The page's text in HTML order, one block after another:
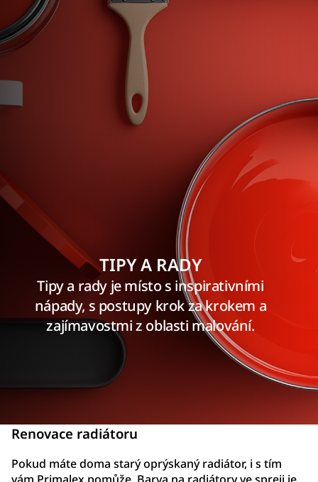
TIPY A RADY
Tipy a rady je místo s inspirativními
nápady, s postupy krok za krokem a
zajímavostmi z oblasti malování.
Renovace radiátoru
Pokud máte doma starý oprýskaný radiátor, i s tím